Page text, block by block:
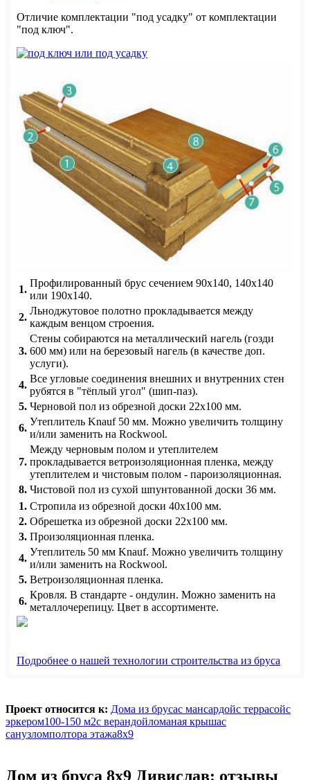
Отличие комплектации "под усадку" от комплектации
"под ключ".
1.
Профилированный брус сечением 90х140, 140х140
или 190х140.
2.
Льноджутовое полотно прокладывается между
каждым венцом строения.
3.
Стены собираются на металлический нагель (гозди
600 мм) или на березовый нагель (в качестве доп.
услуги).
4.
Все угловые соединения внешних и внутренних стен
рубятся в "тёплый угол" (шип-паз).
5. Черновой пол из обрезной доски 22х100 мм.
6.
Утеплитель Knauf 50 мм. Можно увеличить толщину
и/или заменить на Rockwool.
7.
Между черновым полом и утеплителем
прокладывается ветроизоляционная пленка, между
утеплителем и чистовым полом - пароизоляционная.
8. Чистовой пол из сухой шпунтованной доски 36 мм.
1. Стропила из обрезной доски 40х100 мм.
2. Обрешетка из обрезной доски 22х100 мм.
3. Произоляционная пленка.
4.
Утеплитель 50 мм Knauf. Можно увеличить толщину
и/или заменить на Rockwool.
5. Ветроизоляционная пленка.
6.
Кровля. В стандарте - ондулин. Можно заменить на
металлочерепицу. Цвет в ассортименте.
Подробнее о нашей технологии строительства из бруса
Проект относится к: Дома из брусас мансардойс террасойс
эркером100-150 м2с верандойломаная крышас
санузломполтора этажа8х9
Дом из бруса 8х9 Дивислав: отзывы